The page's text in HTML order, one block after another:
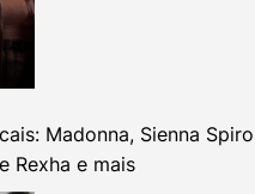
Madonna, Sienna
Rexha e mais